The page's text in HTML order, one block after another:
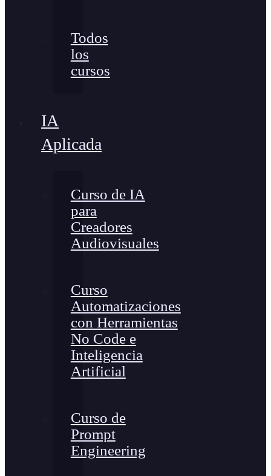
Todos
los
cursos
IA
Aplicada
Curso de IA
para
Creadores
Audiovisuales
Curso
Automatizaciones
con Herramientas
No Code e
Inteligencia
Artificial
Curso de
Prompt
Engineering